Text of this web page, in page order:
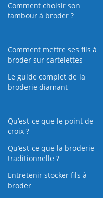
Comment choisir son
tambour à broder ?
Comment mettre ses fils à
broder sur cartelettes
Le guide complet de la
broderie diamant
Qu’est-ce que le point de
croix ?
Qu’est-ce que la broderie
traditionnelle ?
Entretenir stocker fils à
broder